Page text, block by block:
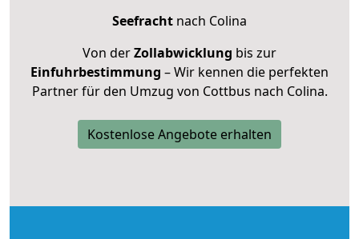
Seefracht nach Colina
Von derZollabwicklung bis zur
Einfuhrbestimmung – Wir kennen die perfekten
Partner für den Umzug von Cottbus nach Colina.
Kostenlose Angebote erhalten